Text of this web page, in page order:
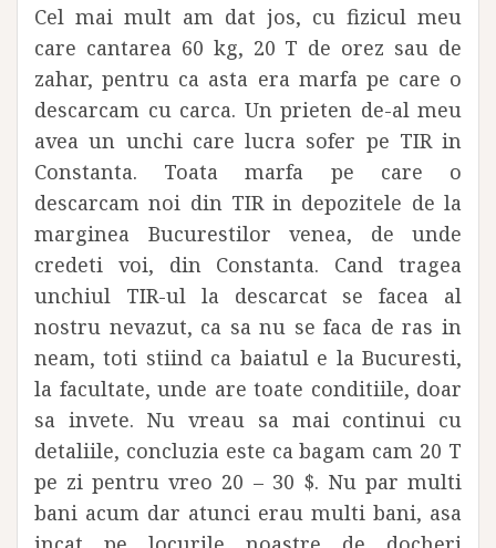
Cel mai mult am dat jos, cu fizicul meu
care cantarea 60 kg, 20 T de orez sau de
zahar, pentru ca asta era marfa pe care o
descarcam cu carca. Un prieten de-al meu
avea un unchi care lucra sofer pe TIR in
Constanta. Toata marfa pe care o
descarcam noi din TIR in depozitele de la
marginea Bucurestilor venea, de unde
credeti voi, din Constanta. Cand tragea
unchiul TIR-ul la descarcat se facea al
nostru nevazut, ca sa nu se faca de ras in
neam, toti stiind ca baiatul e la Bucuresti,
la facultate, unde are toate conditiile, doar
sa invete. Nu vreau sa mai continui cu
detaliile, concluzia este ca bagam cam 20 T
pe zi pentru vreo 20 – 30 $. Nu par multi
bani acum dar atunci erau multi bani, asa